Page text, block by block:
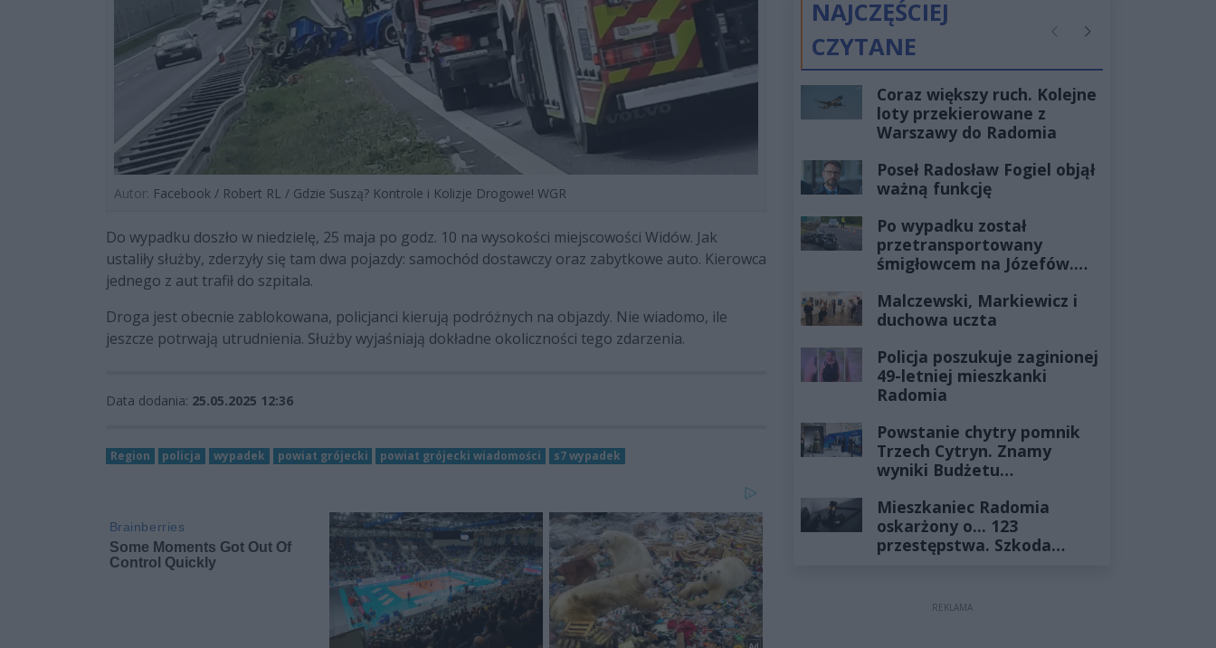
Autor: Facebook / Robert RL / Gdzie Suszą? Kontrole i Kolizje Drogowe! WGR
Do wypadku doszło w niedzielę, 25 maja po godz. 10 na wysokości miejscowości Widów. Jak
ustaliły służby, zderzyły się tam dwa pojazdy: samochód dostawczy oraz zabytkowe auto. Kierowca
jednego z aut trafił do szpitala.
Droga jest obecnie zablokowana, policjanci kierują podróżnych na objazdy. Nie wiadomo, ile
jeszcze potrwają utrudnienia. Służby wyjaśniają dokładne okoliczności tego zdarzenia.
Data dodania: 25.05.2025 12:36
Region policja wypadek powiat grójecki powiat grójecki wiadomości s7 wypadek
NAJCZĘŚCIEJ
CZYTANE
PoprzednieNastępne
Coraz większy ruch. Kolejne
loty przekierowane z
Warszawy do Radomia
Poseł Radosław Fogiel objął
ważną funkcję
Po wypadku został
przetransportowany
śmigłowcem na Józefów.
żyłach
Malczewski, Markiewicz i
duchowa uczta
Policja poszukuje zaginionej
49-letniej mieszkanki
Radomia
Powstanie chytry pomnik
Trzech Cytryn. Znamy
wyniki Budżetu
Mieszkaniec Radomia
oskarżony o... 123
przestępstwa. Szkoda
REKLAMA